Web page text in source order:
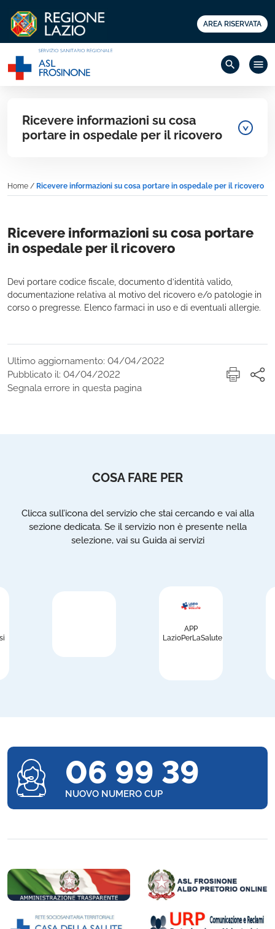
AREA RISERVATA
search menu
Ricevere informazioni su cosa
portare in ospedale per il ricovero
Home / Ricevere informazioni su cosa portare in ospedale per il ricovero
Ricevere informazioni su cosa portare
in ospedale per il ricovero
Devi portare codice fiscale, documento d’identità valido,
documentazione relativa al motivo del ricovero e/o patologie in
corso o pregresse. Elenco farmaci in uso e di eventuali allergie.
Ultimo aggiornamento: 04/04/2022
Pubblicato il: 04/04/2022
Segnala errore in questa pagina
COSA FARE PER
Clicca sull’icona del servizio che stai cercando e vai alla
sezione dedicata. Se il servizio non è presente nella
selezione, vai su Guida ai servizi
APP
LazioPerLaSalute
06 99 39
NUOVO NUMERO CUP